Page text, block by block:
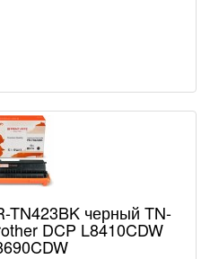
TN423BK черный TN-
DCP L8410CDW